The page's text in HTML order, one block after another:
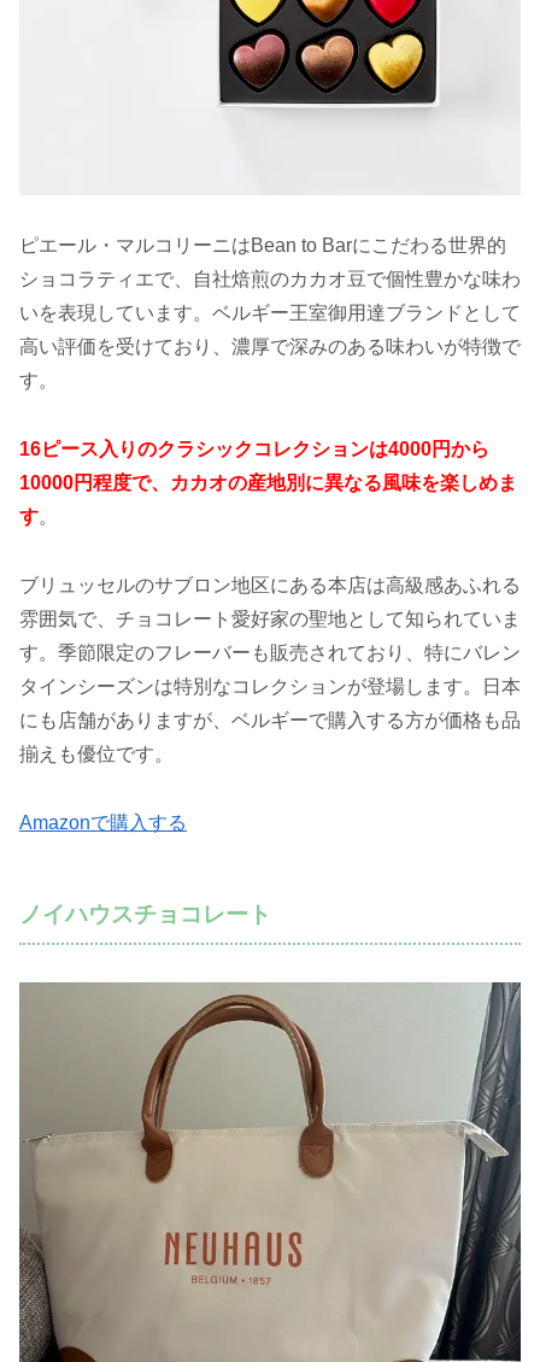
ピエール・マルコリーニはBean to Barにこだわる世界的
ショコラティエで、自社焙煎のカカオ豆で個性豊かな味わ
いを表現しています。ベルギー王室御用達ブランドとして
高い評価を受けており、濃厚で深みのある味わいが特徴で
す。
16ピース入りのクラシックコレクションは4000円から
10000円程度で、カカオの産地別に異なる風味を楽しめま
す。
ブリュッセルのサブロン地区にある本店は高級感あふれる
雰囲気で、チョコレート愛好家の聖地として知られていま
す。季節限定のフレーバーも販売されており、特にバレン
タインシーズンは特別なコレクションが登場します。日本
にも店舗がありますが、ベルギーで購入する方が価格も品
揃えも優位です。
Amazonで購入する
ノイハウスチョコレート